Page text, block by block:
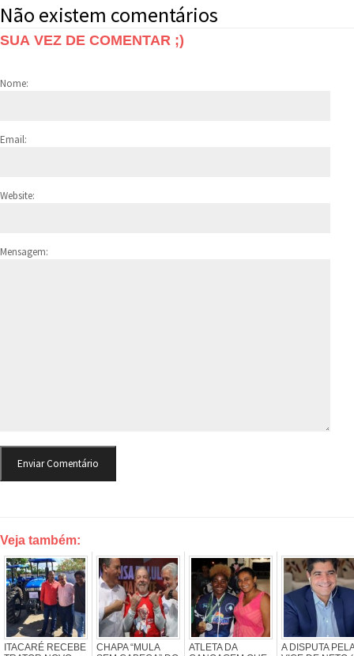
Não existem comentários
SUA VEZ DE COMENTAR ;)
Nome:
Email:
Website:
Mensagem:
Veja também:
ITACARÉ RECEBE
CHAPA “MULA
ATLETA DA
A DISPUTA PELA